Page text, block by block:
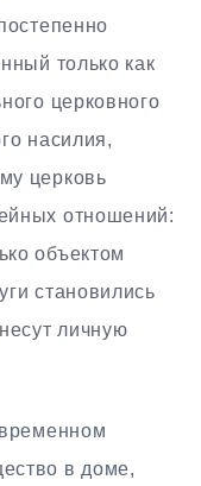
только как
церковного
насилия,
церковь
отношений:
объектом
становились
личную
в доме,